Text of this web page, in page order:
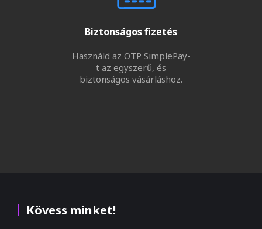
Biztonságos fizetés
Használd az OTP SimplePay-
t az egyszerű, és
biztonságos vásárláshoz.
Kövess minket!